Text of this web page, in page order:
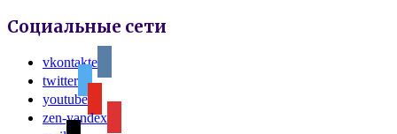
Социальные сети
vkontakte
twitter
youtube
zen-yandex